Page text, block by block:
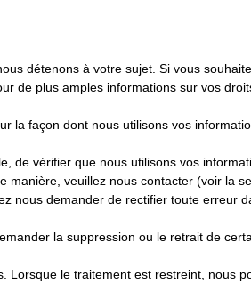
détenons à votre sujet. Si vous
de plus amples informations sur vos
la façon dont nous utilisons vos
de vérifier que nous utilisons vos
veuillez nous contacter (voir la
nous demander de rectifier toute erreur
la suppression ou le retrait de
le traitement est restreint, nous